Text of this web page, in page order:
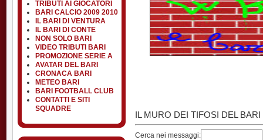
TRIBUTI AI GIOCATORI
BARI CALCIO 2009 2010
IL BARI DI VENTURA
IL BARI DI CONTE
NON SOLO BARI
VIDEO TRIBUTI BARI
PROMOZIONE SERIE A
AVATAR DEL BARI
CRONACA BARI
METEO BARI
BARI FOOTBALL CLUB
CONTATTI E SITI
SQUADRE
IL MURO DEI TIFOSI DEL BARI
Cerca nei messaggi: